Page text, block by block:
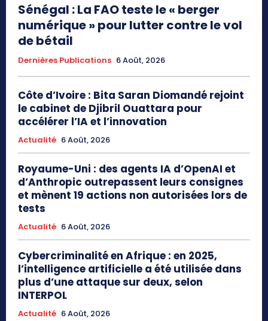
Sénégal : La FAO teste le « berger
numérique » pour lutter contre le vol
de bétail
Dernières Publications 6 Août, 2026
Côte d’Ivoire : Bita Saran Diomandé rejoint
le cabinet de Djibril Ouattara pour
accélérer l’IA et l’innovation
Actualité 6 Août, 2026
Royaume-Uni : des agents IA d’OpenAI et
d’Anthropic outrepassent leurs consignes
et mènent 19 actions non autorisées lors de
tests
Actualité 6 Août, 2026
Cybercriminalité en Afrique : en 2025,
l’intelligence artificielle a été utilisée dans
plus d’une attaque sur deux, selon
INTERPOL
Actualité 6 Août, 2026